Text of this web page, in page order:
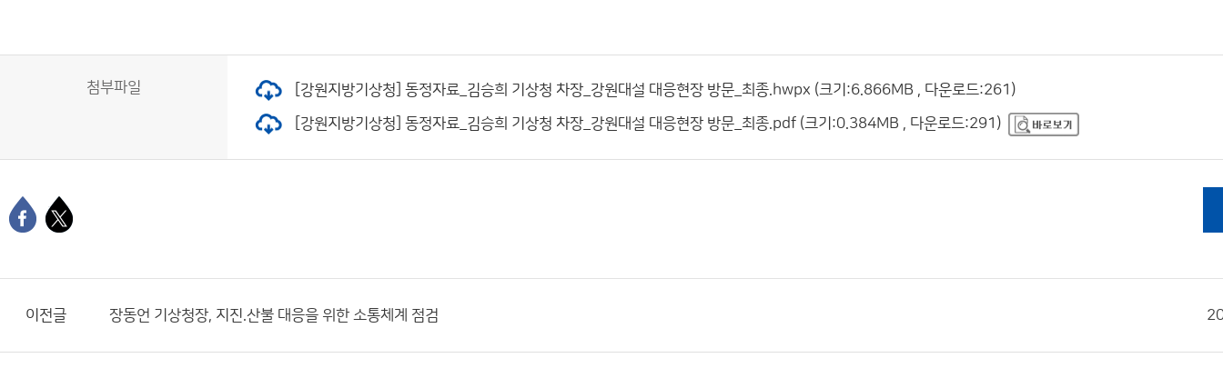
첨부파일 [강원지방기상청] 동정자료_김승희 기상청 차장_강원대설 대응현장 방문_최종.hwpx (크기:6.866MB , 다운로드:261)
[강원지방기상청] 동정자료_김승희 기상청 차장_강원대설 대응현장 방문_최종.pdf (크기:0.384MB , 다운로드:291)
이전글 장동언 기상청장, 지진.산불 대응을 위한 소통체계 점검